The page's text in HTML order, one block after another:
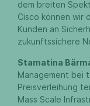
dem breiten
Cisco können wir
Kunden an
zukunftssichere
Stamatina
Management bei
Preisverleihung
Mass Scale